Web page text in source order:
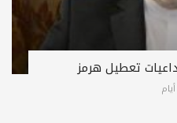
تعطيل هرمز